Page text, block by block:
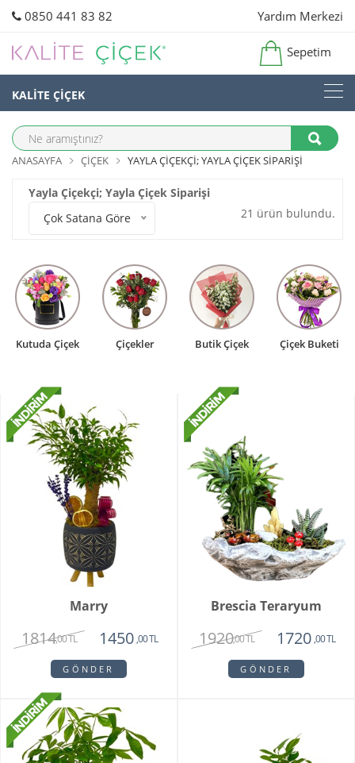
0850 441 83 82 Yardım Merkezi
Sepetim
KALİTE ÇİÇEK
ANASAYFA ÇIÇEK YAYLA ÇIÇEKÇI; YAYLA ÇIÇEK SIPARIŞI
Yayla Çiçekçi; Yayla Çiçek Siparişi
Çok Satana Göre
21 ürün bulundu.
Kutuda Çiçek Çiçekler Butik Çiçek Çiçek Buketi
Marry
1814,00 TL 1450 ,00 TL
GÖNDER
Brescia Teraryum
1920,00 TL 1720 ,00 TL
GÖNDER